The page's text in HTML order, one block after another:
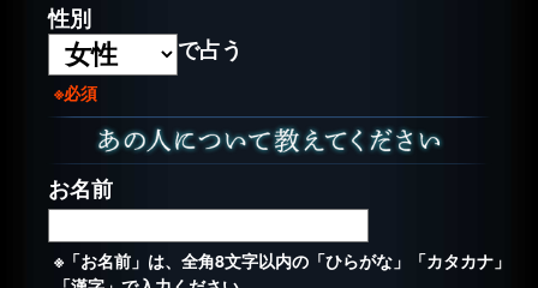
性別
で占う
※必須
お名前
※「お名前」は、全角8文字以内の「ひらがな」「カタカナ」